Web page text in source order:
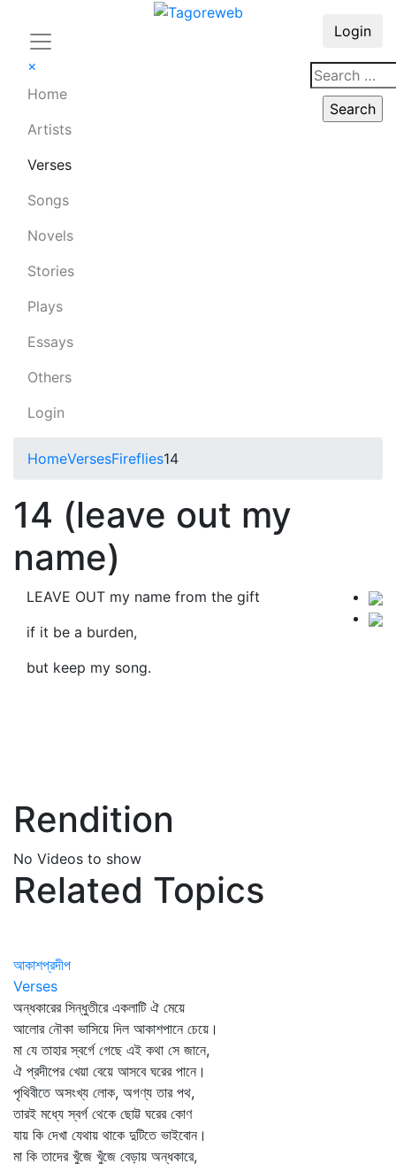
×
Home
Artists
Verses
Songs
Novels
Stories
Plays
Essays
Others
Login
Login
HomeVersesFireflies14
14 (leave out my
name)
LEAVE OUT my name from the gift
if it be a burden,
but keep my song.
Rendition
No Videos to show
Related Topics
আকাশপ্রদীপ
Verses
অন্ধকারের সিন্ধুতীরে একলাটি ঐ মেয়ে
আলোর নৌকা ভাসিয়ে দিল আকাশপানে চেয়ে।
মা যে তাহার স্বর্গে গেছে এই কথা সে জানে,
ঐ প্রদীপের খেয়া বেয়ে আসবে ঘরের পানে।
পৃথিবীতে অসংখ্য লোক, অগণ্য তার পথ,
তারই মধ্যে স্বর্গ থেকে ছোট্ট ঘরের কোণ
যায় কি দেখা যেথায় থাকে দুটিতে ভাইবোন।
মা কি তাদের খুঁজে খুঁজে বেড়ায় অন্ধকারে,